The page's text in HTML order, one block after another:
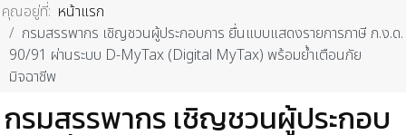
คุณอยู่ที่: หน้าแรก
กรมสรรพากร เชิญชวนผู้ประกอบการ ยื่นแบบแสดงรายการภาษี ภ.ง.ด.
90/91 ผ่านระบบ D-MyTax (Digital MyTax) พร้อมย้ำเตือนภัย
มิจฉาชีพ
กรมสรรพากร เชิญชวนผู้ประกอบ